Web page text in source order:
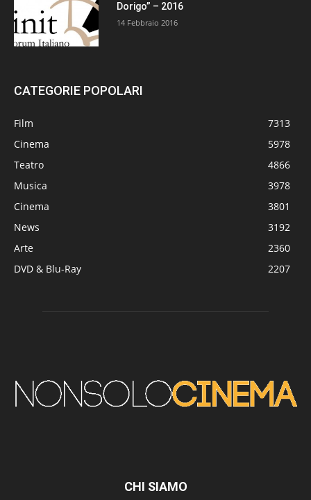
Dorigo” – 2016
14 Febbraio 2016
CATEGORIE POPOLARI
Film
7313
Cinema
5978
Teatro
4866
Musica
3978
Cinema
3801
News
3192
Arte
2360
DVD & Blu-Ray
2207
CHI SIAMO